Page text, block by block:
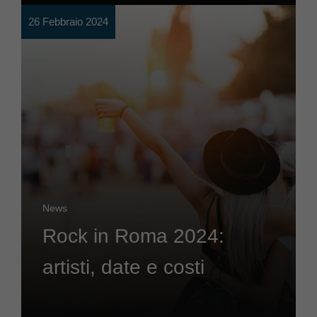
26 Febbraio 2024
News
Rock in Roma 2024:
artisti, date e costi